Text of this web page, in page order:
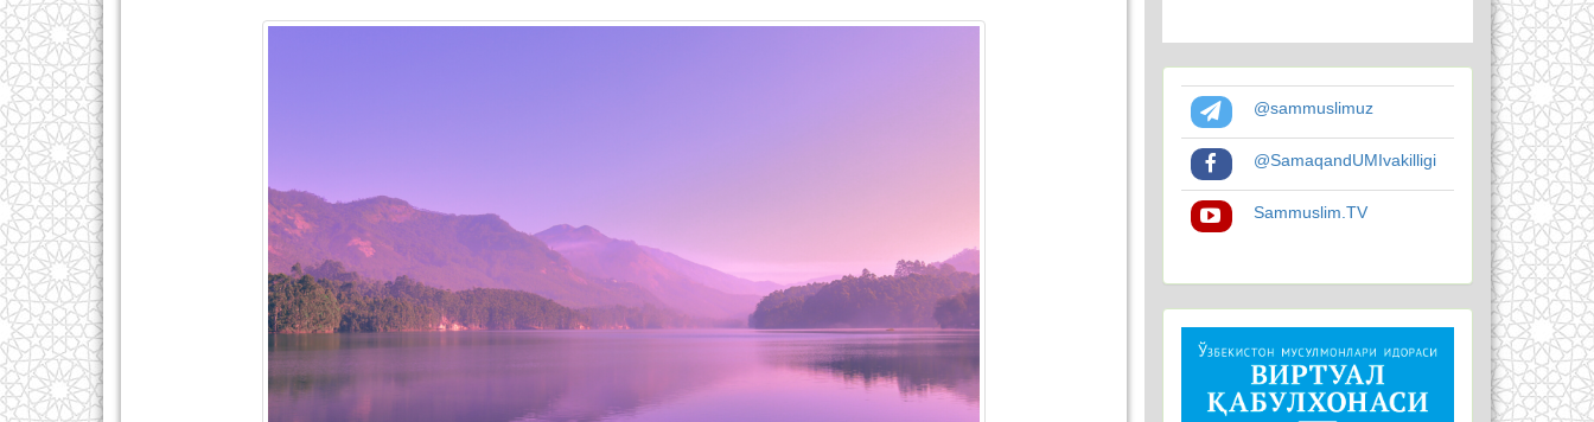
@sammuslimuz
@SamaqandUMIvakilligi
Sammuslim.TV